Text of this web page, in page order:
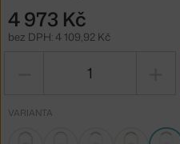
4 973 Kč
bez DPH: 4 109,92 Kč
VARIANTA